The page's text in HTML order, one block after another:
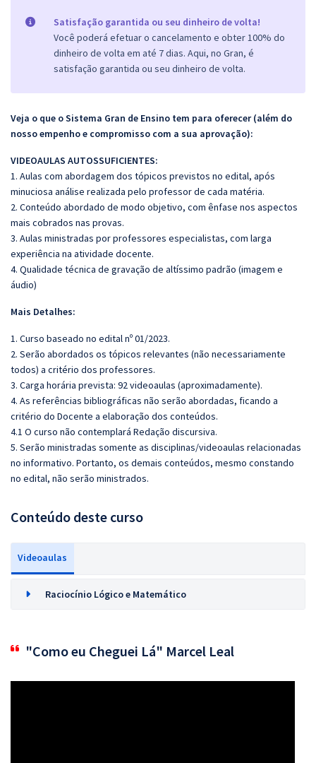
Satisfação garantida ou seu dinheiro de volta!
Você poderá efetuar o cancelamento e obter 100% do
dinheiro de volta em até 7 dias. Aqui, no Gran, é
satisfação garantida ou seu dinheiro de volta.
Veja o que o Sistema Gran de Ensino tem para oferecer (além do
nosso empenho e compromisso com a sua aprovação):
VIDEOAULAS AUTOSSUFICIENTES:
1. Aulas com abordagem dos tópicos previstos no edital, após
minuciosa análise realizada pelo professor de cada matéria.
2. Conteúdo abordado de modo objetivo, com ênfase nos aspectos
mais cobrados nas provas.
3. Aulas ministradas por professores especialistas, com larga
experiência na atividade docente.
4. Qualidade técnica de gravação de altíssimo padrão (imagem e
áudio)
Mais Detalhes:
1. Curso baseado no edital nº 01/2023.
2. Serão abordados os tópicos relevantes (não necessariamente
todos) a critério dos professores.
3. Carga horária prevista: 92 videoaulas (aproximadamente).
4. As referências bibliográficas não serão abordadas, ficando a
critério do Docente a elaboração dos conteúdos.
4.1 O curso não contemplará Redação discursiva.
5. Serão ministradas somente as disciplinas/videoaulas relacionadas
no informativo. Portanto, os demais conteúdos, mesmo constando
no edital, não serão ministrados.
Conteúdo deste curso
Videoaulas
Raciocínio Lógico e Matemático
"Como eu Cheguei Lá" Marcel Leal